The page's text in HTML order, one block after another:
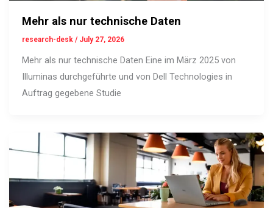
Mehr als nur technische Daten
research-desk/ July 27, 2026
Mehr als nur technische Daten Eine im März 2025 von
Illuminas durchgeführte und von Dell Technologies in
Auftrag gegebene Studie